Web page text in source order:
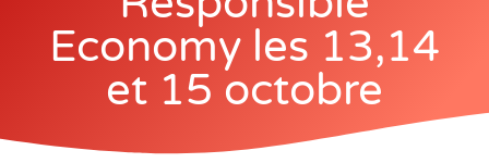
Economy les 13,14
et 15 octobre